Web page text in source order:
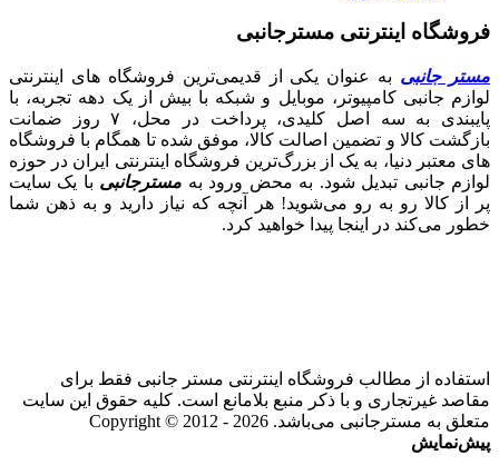
فروشگاه اینترنتی مسترجانبی
مستر جانبی به عنوان یکی از قدیمی‌ترین فروشگاه های اینترنتی
لوازم جانبی کامپیوتر، موبایل و شبکه با بیش از یک دهه تجربه، با
پایبندی به سه اصل کلیدی، پرداخت در محل، ۷ روز ضمانت
بازگشت کالا و تضمین اصالت کالا، موفق شده تا همگام با فروشگاه‌
های معتبر دنیا، به یک از بزرگ‌ترین فروشگاه اینترنتی ایران در حوزه
لوازم جانبی تبدیل شود. به محض ورود به مسترجانبی با یک سایت
پر از کالا رو به رو می‌شوید! هر آنچه که نیاز دارید و به ذهن شما
خطور می‌کند در اینجا پیدا خواهید کرد.
استفاده از مطالب فروشگاه اینترنتی مستر جانبی فقط برای
مقاصد غیرتجاری و با ذکر منبع بلامانع است. کلیه حقوق این سایت
متعلق به مسترجانبی می‌باشد. Copyright © 2012 - 2026
پیش‌نمایش